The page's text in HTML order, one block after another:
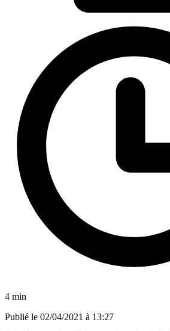
4 min
Publié le 02/04/2021 à 13:27